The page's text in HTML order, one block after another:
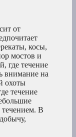
от
косы,
мостов и
где течение
внимание на
охоты
течение
течением. В